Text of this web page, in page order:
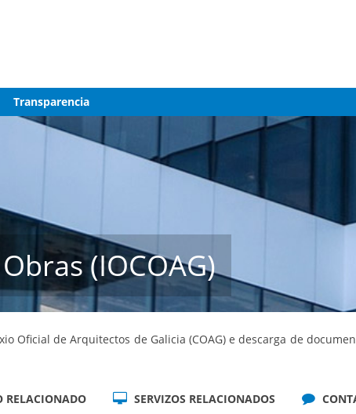
Transparencia
(IOCOAG)
Oficial de Arquitectos de Galicia (COAG) e descarga de
RELACIONADO SERVIZOS RELACIONADOS